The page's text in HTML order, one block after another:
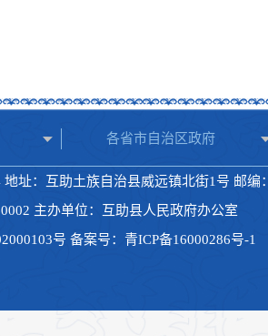
各省市自治区政府
址：互助土族自治县威远镇北街1号 邮编
主办单位：互助县人民政府办公室
号 备案号： 青ICP备16000286号-1